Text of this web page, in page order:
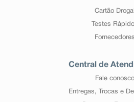
Cartão Drogal
Testes
Fornecedores
Central de
Fale conosco
Entregas, Trocas e